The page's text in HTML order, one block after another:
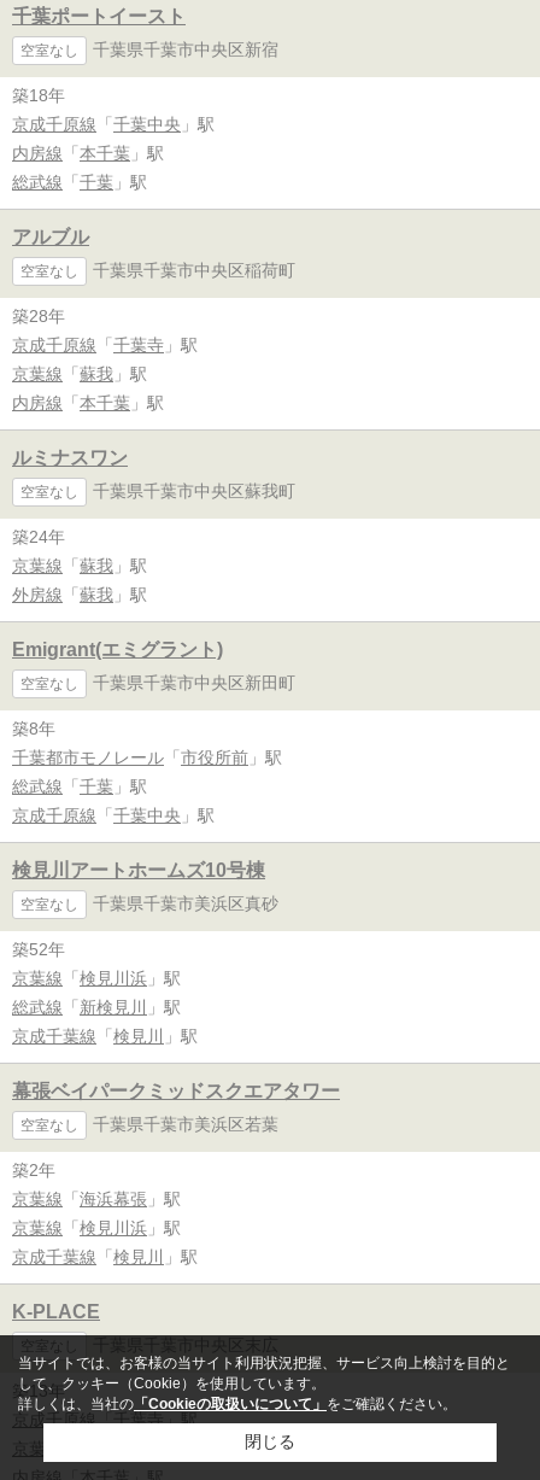
千葉ポートイースト
空室なし 千葉県千葉市中央区新宿
築18年
京成千原線 「 千葉中央 」駅
内房線 「 本千葉 」駅
総武線 「 千葉 」駅
アルブル
空室なし 千葉県千葉市中央区稲荷町
築28年
京成千原線 「 千葉寺 」駅
京葉線 「 蘇我 」駅
内房線 「 本千葉 」駅
ルミナスワン
空室なし 千葉県千葉市中央区蘇我町
築24年
京葉線 「 蘇我 」駅
外房線 「 蘇我 」駅
Emigrant(エミグラント)
空室なし 千葉県千葉市中央区新田町
築8年
千葉都市モノレール 「 市役所前 」駅
総武線 「 千葉 」駅
京成千原線 「 千葉中央 」駅
検見川アートホームズ10号棟
空室なし 千葉県千葉市美浜区真砂
築52年
京葉線 「 検見川浜 」駅
総武線 「 新検見川
」駅
京成千葉線 「 検見川 」駅
幕張ベイパークミッドスクエアタワー
空室なし 千葉県千葉市美浜区若葉
築2年
京葉線 「 海浜幕張 」駅
京葉線 「 検見川浜 」駅
京成千葉線 「 検見川 」駅
K-PLACE
築13年
京成千原線「千葉寺」駅
当サイトでは、お客様の当サイト利用状況把握、サービス向上検討を目的と
して、クッキー（Cookie）を使用しています。
詳しくは、当社の 「Cookieの取扱いについて」 をご確認ください。
閉じる